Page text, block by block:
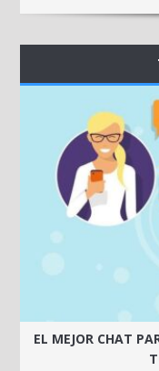
EL MEJOR CHAT